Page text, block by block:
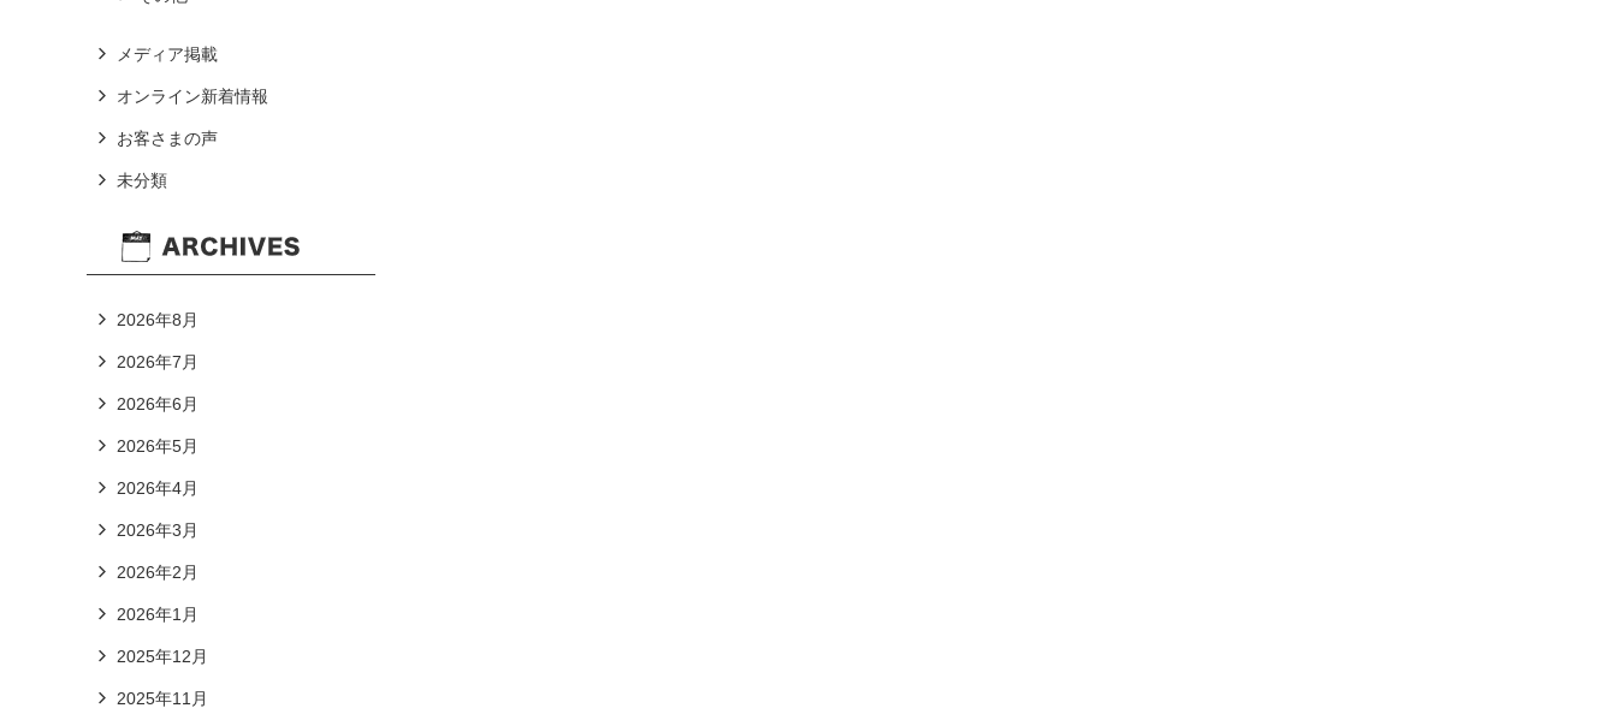
メディア掲載
オンライン新着情報
お客さまの声
未分類
2026年8月
2026年7月
2026年6月
2026年5月
2026年4月
2026年3月
2026年2月
2026年1月
2025年12月
2025年11月